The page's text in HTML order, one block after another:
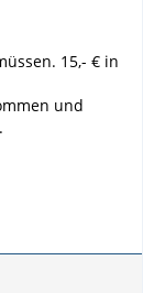
15,- € in
und